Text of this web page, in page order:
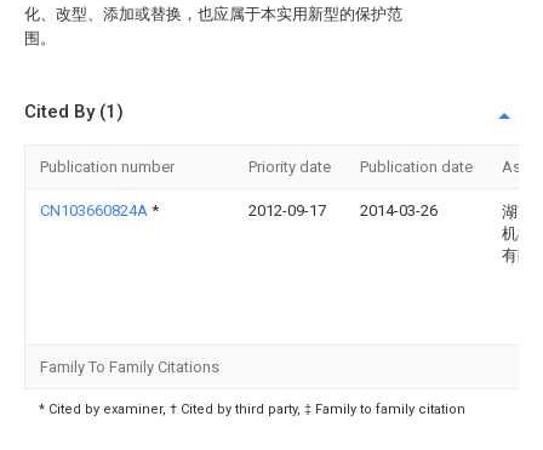
化、改型、添加或替换，也应属于本实用新型的保护范
围。
Cited By (1)
Publication number Priority date Publication date
CN103660824A * 2012-09-17 2014-03-26
湖南
机械
有限
Family To Family Citations
* Cited by examiner, † Cited by third party, ‡ Family to family citation